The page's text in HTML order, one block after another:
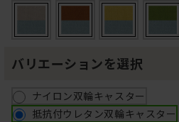
バリエーションを選択
ナイロン双輪キャスター
抵抗付ウレタン双輪キャスター